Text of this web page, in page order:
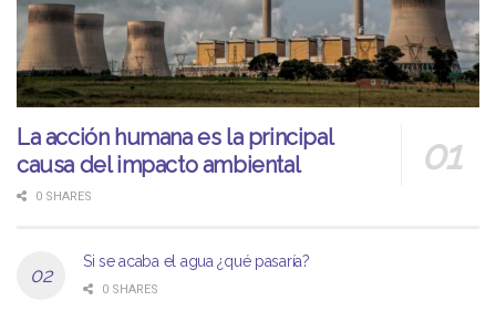
La acción humana es la principal
causa del impacto ambiental
0 SHARES
Si se acaba el agua ¿qué pasaría?
0 SHARES